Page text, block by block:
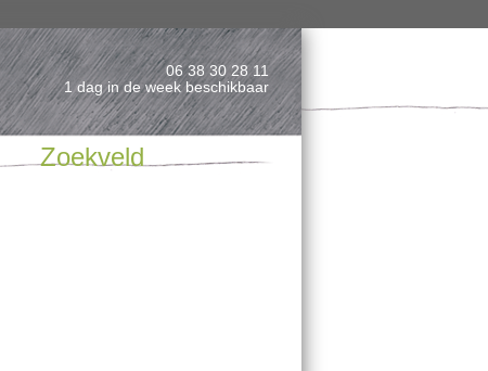
06 38 30 28 11
1 dag in de week beschikbaar
Zoekveld